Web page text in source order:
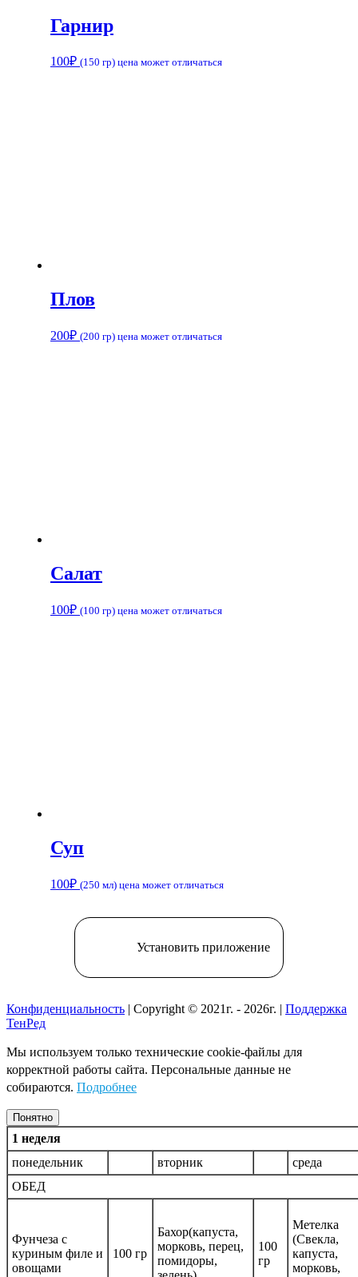
Гарнир
100₽ (150 гр) цена может отличаться
Плов
200₽ (200 гр) цена может отличаться
Салат
100₽ (100 гр) цена может отличаться
Суп
100₽ (250 мл) цена может отличаться
Установить приложение
Конфиденциальность | Copyright © 2021г. - 2026г. | Поддержка
ТенРед
Мы используем только технические cookie-файлы для
корректной работы сайта. Персональные данные не
собираются. Подробнее
Понятно
1 неделя
понедельник
вторник
среда
ОБЕД
Фунчеза с
куриным филе и
овощами
100 гр
Бахор(капуста,
морковь, перец,
помидоры,
100
гр
Метелка
(Свекла,
капуста,
морковь,